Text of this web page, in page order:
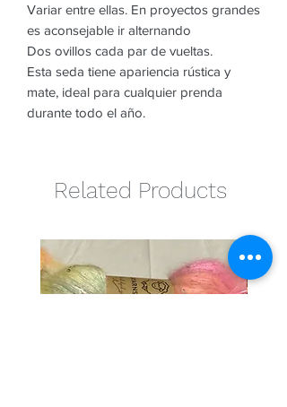
Variar entre ellas. En proyectos grandes
es aconsejable ir alternando
Dos ovillos cada par de vueltas.
Esta seda tiene apariencia rústica y
mate, ideal para cualquier prenda
durante todo el año.
Related Products